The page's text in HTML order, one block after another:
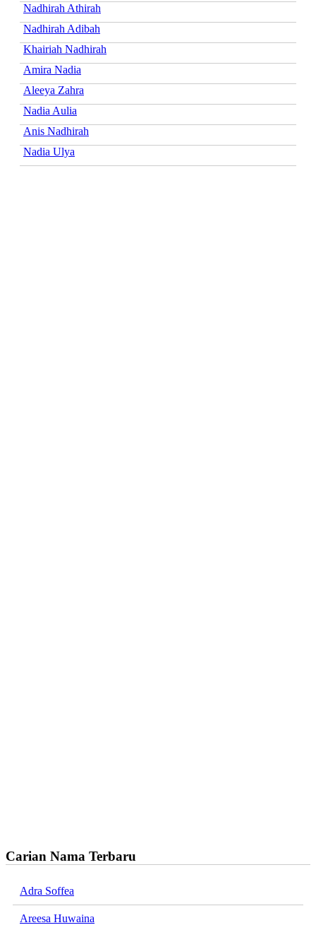
Nadhirah Athirah
Nadhirah Adibah
Khairiah Nadhirah
Amira Nadia
Aleeya Zahra
Nadia Aulia
Anis Nadhirah
Nadia Ulya
Carian Nama Terbaru
Adra Soffea
Areesa Huwaina